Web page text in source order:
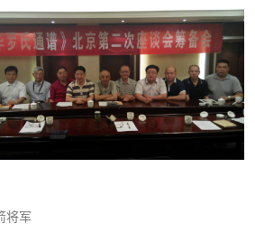
将军